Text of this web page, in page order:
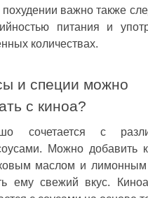
похудении важно также
питания и
количествах.
и специи можно
с киноа?
сочетается с
Можно добавить
маслом и лимонным
ему свежий вкус.